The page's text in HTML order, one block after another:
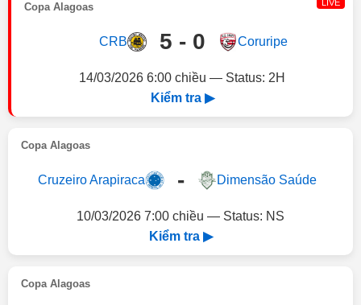
Copa Alagoas LIVE
CRB 5 - 0 Coruripe
14/03/2026 6:00 chiều — Status: 2H
Kiểm tra ▶
Copa Alagoas
Cruzeiro Arapiraca - Dimensão Saúde
10/03/2026 7:00 chiều — Status: NS
Kiểm tra ▶
Copa Alagoas